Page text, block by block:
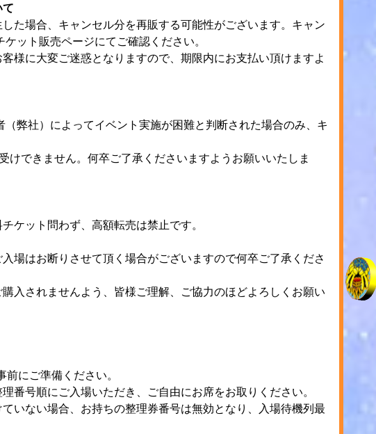
た場合、キャンセル分を再販する可能性がございます。キャン
ット販売ページにてご確認ください。
様に大変ご迷惑となりますので、期限内にお支払い頂けますよ
弊社）によってイベント実施が困難と判断された場合のみ、キ
けできません。何卒ご了承くださいますようお願いいたしま
ケット問わず、高額転売は禁止です。
場はお断りさせて頂く場合がございますので何卒ご了承くださ
入されませんよう、皆様ご理解、ご協力のほどよろしくお願い
にご準備ください。
番号順にご入場いただき、ご自由にお席をお取りください。
いない場合、お持ちの整理券番号は無効となり、入場待機列最